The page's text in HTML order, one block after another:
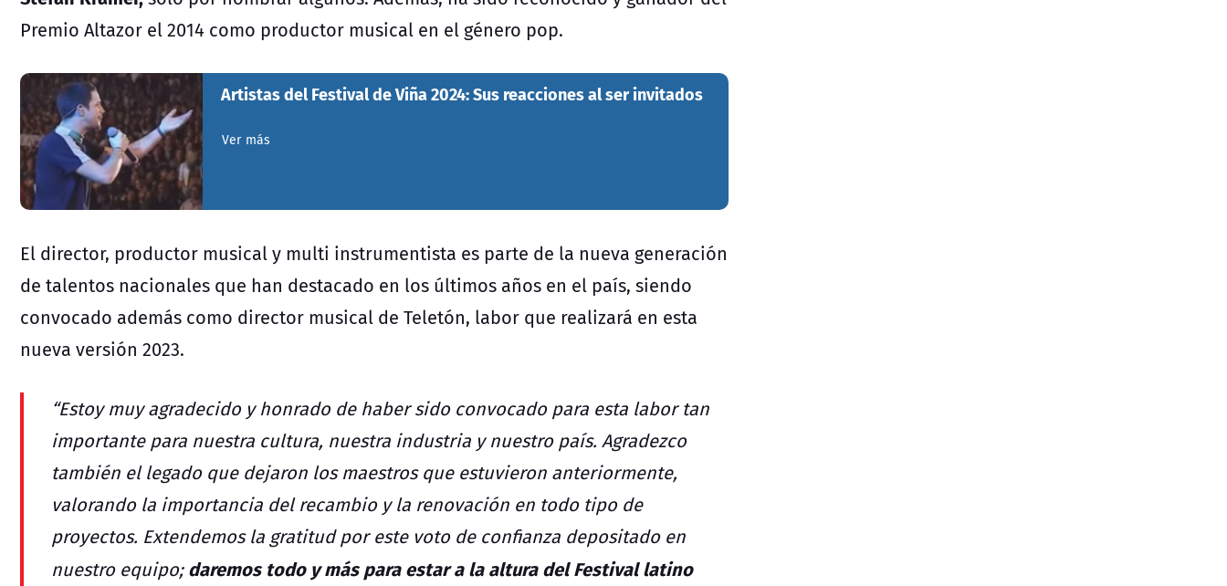
Premio Altazor el 2014 como productor musical en el género pop.
Artistas del Festival de Viña 2024: Sus reacciones al ser invitados
Ver más
El director, productor musical y multi instrumentista es parte de la nueva generación
de talentos nacionales que han destacado en los últimos años en el país, siendo
convocado además como director musical de Teletón, labor que realizará en esta
nueva versión 2023.
“Estoy muy agradecido y honrado de haber sido convocado para esta labor tan
importante para nuestra cultura, nuestra industria y nuestro país. Agradezco
también el legado que dejaron los maestros que estuvieron anteriormente,
valorando la importancia del recambio y la renovación en todo tipo de
proyectos. Extendemos la gratitud por este voto de confianza depositado en
nuestro equipo;daremos todo y más para estar a la altura del Festival latino